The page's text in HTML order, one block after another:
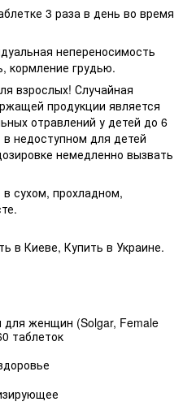
3 раза в день во время
непереносимость
кормление грудью.
взрослых! Случайная
продукции является
отравлений у детей до 6
недоступном для детей
немедленно вызвать
в сухом, прохладном,
в Киеве, Купить в Украине.
женщин (Solgar, Female
таблеток